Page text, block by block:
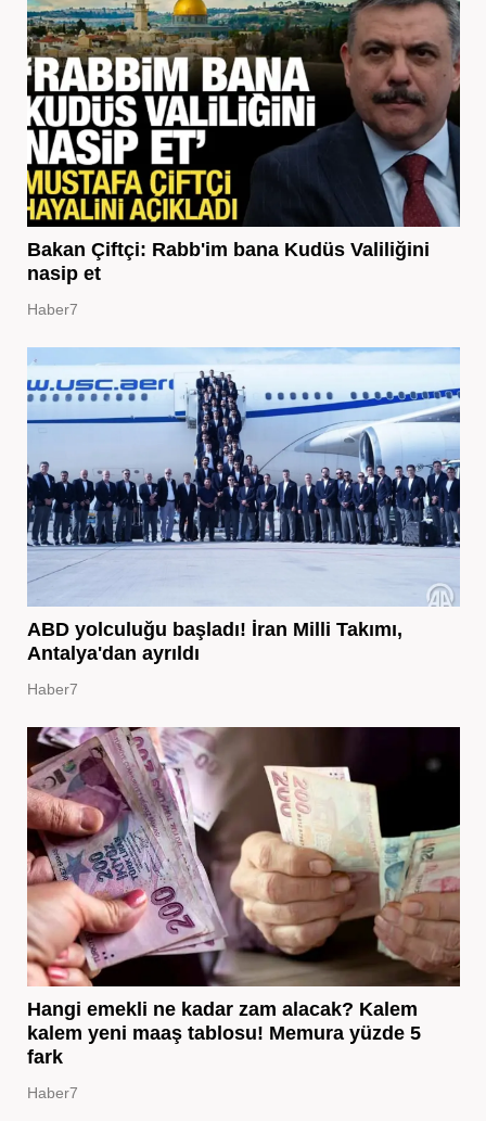
Bakan Çiftçi: Rabb'im bana Kudüs Valiliğini
nasip et
Haber7
ABD yolculuğu başladı! İran Milli Takımı,
Antalya'dan ayrıldı
Haber7
Hangi emekli ne kadar zam alacak? Kalem
kalem yeni maaş tablosu! Memura yüzde 5
fark
Haber7